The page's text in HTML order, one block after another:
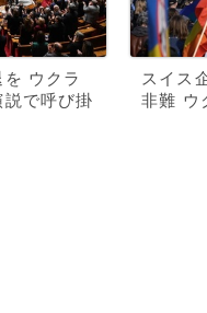
ウクラ
で呼び掛
スイス
非難 ウ